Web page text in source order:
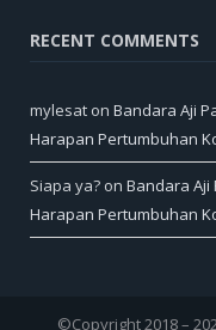
RECENT COMMENTS
mylesat on Bandara Aji
Harapan Pertumbuhan
Siapa ya? on Bandara Aji
Harapan Pertumbuhan
©Copyright 2018 –